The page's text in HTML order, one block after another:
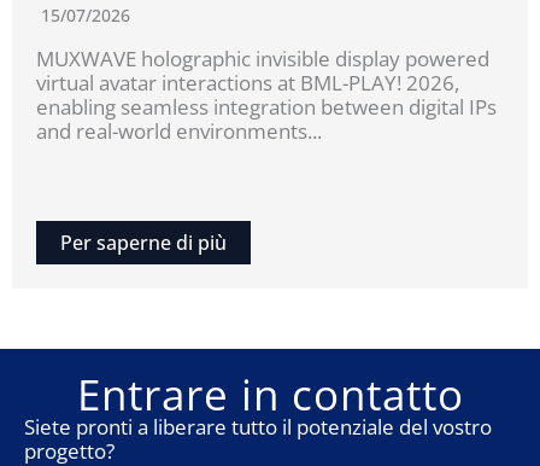
15/07/2026
MUXWAVE holographic invisible display powered
virtual avatar interactions at BML-PLAY! 2026,
enabling seamless integration between digital IPs
and real-world environments...
Per saperne di più
Entrare in contatto
Siete pronti a liberare tutto il potenziale del vostro
progetto?